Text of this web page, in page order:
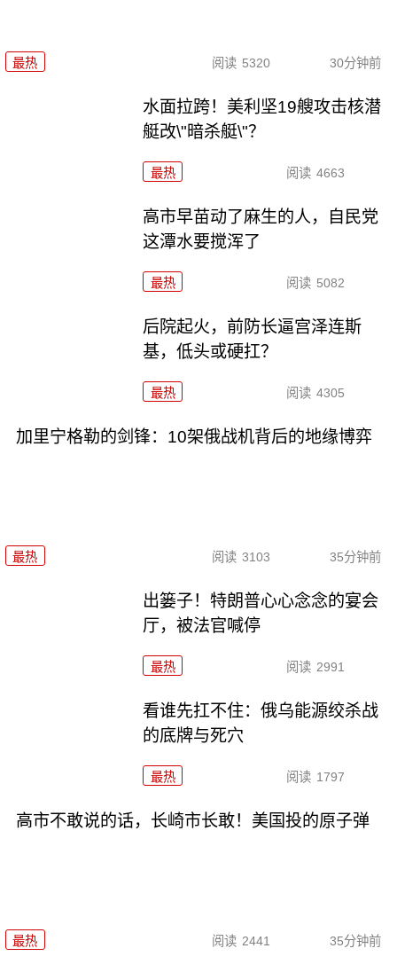
最热 阅读 5320 30分钟前
水面拉跨！美利坚19艘攻击核潜
艇改\"暗杀艇\"？
最热 阅读 4663
高市早苗动了麻生的人，自民党
这潭水要搅浑了
最热 阅读 5082
后院起火，前防长逼宫泽连斯
基，低头或硬扛？
最热 阅读 4305
加里宁格勒的剑锋：10架俄战机背后的地缘博弈
最热 阅读 3103 35分钟前
出篓子！特朗普心心念念的宴会
厅，被法官喊停
最热 阅读 2991
看谁先扛不住：俄乌能源绞杀战
的底牌与死穴
最热 阅读 1797
高市不敢说的话，长崎市长敢！美国投的原子弹
最热 阅读 2441 35分钟前